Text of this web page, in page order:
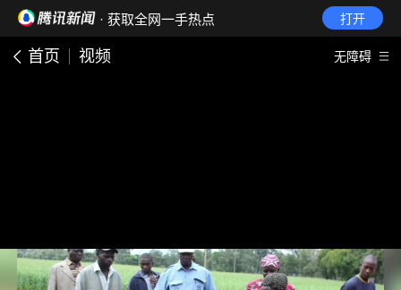
· 获取全网一手热点 打开
首页 视频 无障碍